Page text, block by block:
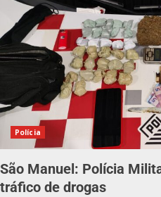
Polícia
São Manuel: Polícia
tráfico de drogas